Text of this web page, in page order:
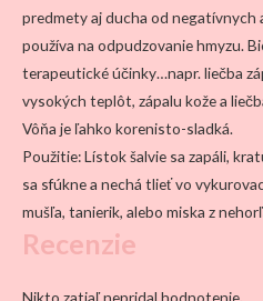
predmety aj ducha od negatívnych
používa na odpudzovanie hmyzu.
terapeutické účinky…napr. liečba
vysokých teplôt, zápalu kože a
Vôňa je ľahko korenisto-sladká.
Použitie: Lístok šalvie sa zapáli,
sa sfúkne a nechá tlieť vo
mušľa, tanierik, alebo miska z
Recenzie
Nikto zatiaľ nepridal hodnotenie.